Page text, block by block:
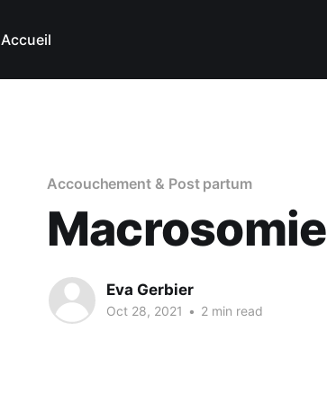
Accueil
Accouchement & Post partum
Macrosomie
Eva Gerbier
Oct 28, 2021 • 2 min read